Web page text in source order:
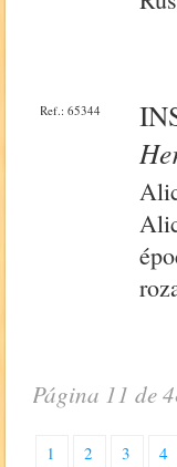
Ref.: 65344
Página 11 de
1 2 3 4